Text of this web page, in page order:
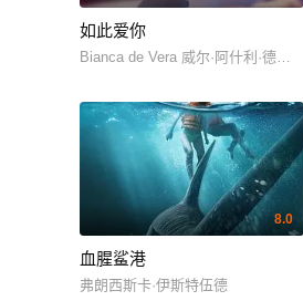
如此爱你
Bianca de Vera 威尔·阿什利·德莱昂
8.0
血腥鲨港
弗朗西斯卡·伊斯特伍德